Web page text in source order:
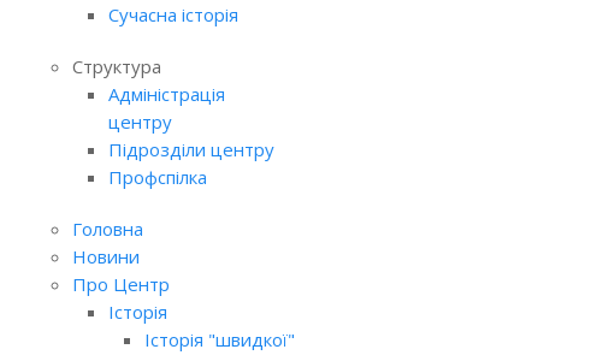
Сучасна історія
Структура
Адміністрація
центру
Підрозділи центру
Профспілка
Головна
Новини
Про Центр
Історія
Історія "швидкої"